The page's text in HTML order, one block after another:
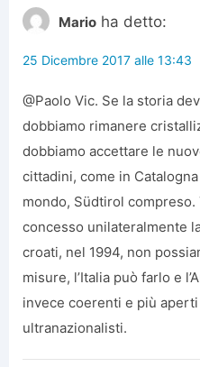
Mario ha detto:
25 Dicembre 2017 alle 13:43
@Paolo Vic. Se la storia
dobbiamo rimanere
dobbiamo accettare le
cittadini, come in
mondo, Südtirol compreso.
concesso unilateralmente
croati, nel 1994, non
misure, l’Italia può farlo e
invece coerenti e più
ultranazionalisti.